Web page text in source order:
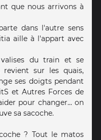
que nous arrivons à
dans l'autre sens
aille à l'appart avec
du train et se
revient sur les quais,
ses doigts pendant
et Autres Forces de
pour changer... on
sa sacoche.
? Tout le matos